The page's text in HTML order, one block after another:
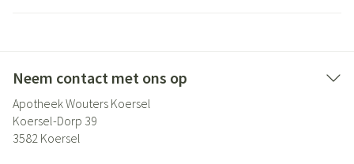
Neem contact met ons op
Apotheek Wouters Koersel
Koersel-Dorp 39
3582 Koersel